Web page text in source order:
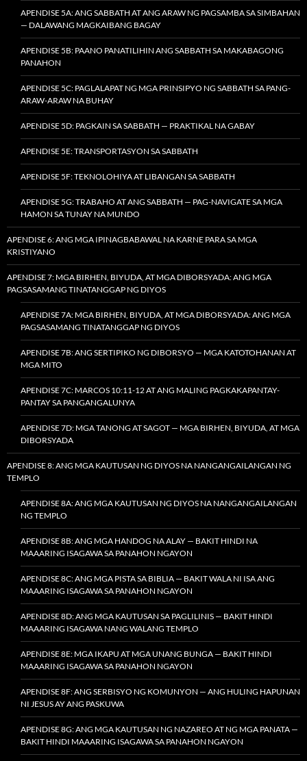
APENDISE 5A: ANG SABBATH AT ANG ARAW NG PAGSAMBA SA SIMBAHAN
— DALAWANG MAGKAIBANG BAGAY
APENDISE 5B: PAANO PANATILIHIN ANG SABBATH SA MAKABAGONG
PANAHON
APENDISE 5C: PAGLALAPAT NG MGA PRINSIPYO NG SABBATH SA PANG-
ARAW-ARAW NA BUHAY
APENDISE 5D: PAGKAIN SA SABBATH — PRAKTIKAL NA GABAY
APENDISE 5E: TRANSPORTASYON SA SABBATH
APENDISE 5F: TEKNOLOHIYA AT LIBANGAN SA SABBATH
APENDISE 5G: TRABAHO AT ANG SABBATH — PAG-NAVIGATE SA MGA
HAMON SA TUNAY NA MUNDO
APENDISE 6: ANG MGA IPINAGBABAWAL NA KARNE PARA SA MGA
KRISTIYANO
APENDISE 7: MGA BIRHEN, BIYUDA, AT MGA DIBORSYADA: ANG MGA
PAGSASAMANG TINATANGGAP NG DIYOS
APENDISE 7A: MGA BIRHEN, BIYUDA, AT MGA DIBORSYADA: ANG MGA
PAGSASAMANG TINATANGGAP NG DIYOS
APENDISE 7B: ANG SERTIPIKO NG DIBORSYO — MGA KATOTOHANAN AT
MGA MITO
APENDISE 7C: MARCOS 10:11-12 AT ANG MALING PAGKAKAPANTAY-
PANTAY SA PANGANGALUNYA
APENDISE 7D: MGA TANONG AT SAGOT — MGA BIRHEN, BIYUDA, AT MGA
DIBORSYADA
APENDISE 8: ANG MGA KAUTUSAN NG DIYOS NA NANGANGAILANGAN NG
TEMPLO
APENDISE 8A: ANG MGA KAUTUSAN NG DIYOS NA NANGANGAILANGAN
NG TEMPLO
APENDISE 8B: ANG MGA HANDOG NA ALAY — BAKIT HINDI NA
MAAARING ISAGAWA SA PANAHON NGAYON
APENDISE 8C: ANG MGA PISTA SA BIBLIA — BAKIT WALA NI ISA ANG
MAAARING ISAGAWA SA PANAHON NGAYON
APENDISE 8D: ANG MGA KAUTUSAN SA PAGLILINIS — BAKIT HINDI
MAAARING ISAGAWA NANG WALANG TEMPLO
APENDISE 8E: MGA IKAPU AT MGA UNANG BUNGA — BAKIT HINDI
MAAARING ISAGAWA SA PANAHON NGAYON
APENDISE 8F: ANG SERBISYO NG KOMUNYON — ANG HULING HAPUNAN
NI JESUS AY ANG PASKUWA
APENDISE 8G: ANG MGA KAUTUSAN NG NAZAREO AT NG MGA PANATA —
BAKIT HINDI MAAARING ISAGAWA SA PANAHON NGAYON